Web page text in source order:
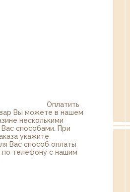
Оплатить
Вы можете в нашем
несколькими
способами. При
укажите
Вас способ оплаты
по телефону с нашим